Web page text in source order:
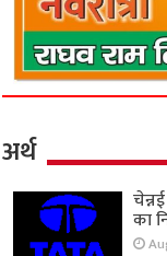
अर्थ
का